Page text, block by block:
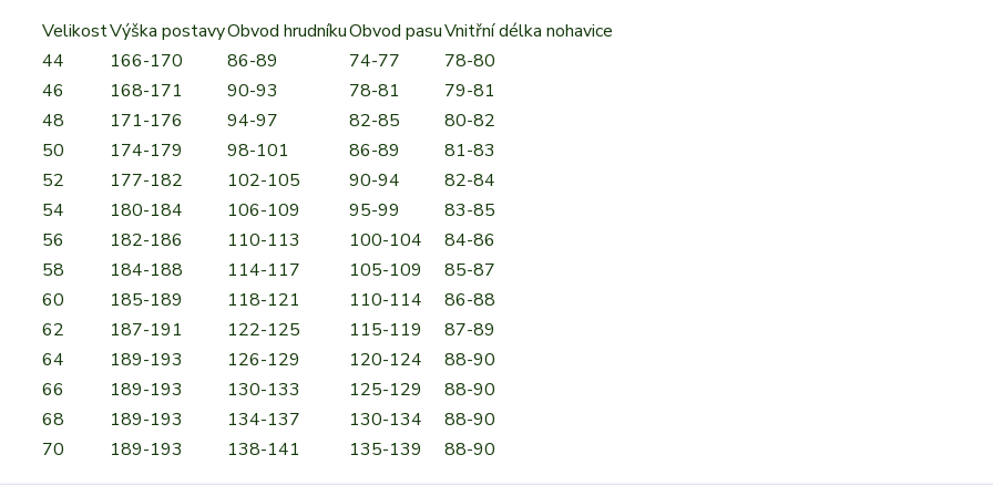
VelikostVýška postavyObvod hrudníkuObvod pasuVnitřní délka nohavice
44
166-170 86-89 74-77
78-80
46
168-171 90-93 78-81
79-81
48
171-176 94-97 82-85
80-82
50
174-179 98-101 86-89
81-83
52
177-182 102-105 90-94
82-84
54
180-184 106-109 95-99
83-85
56
182-186 110-113 100-104
84-86
58
184-188 114-117 105-109
85-87
60
185-189 118-121 110-114
86-88
62
187-191 122-125 115-119
87-89
64
189-193 126-129 120-124
88-90
66
189-193 130-133 125-129
88-90
68
189-193 134-137 130-134
88-90
70
189-193 138-141 135-139 88-90